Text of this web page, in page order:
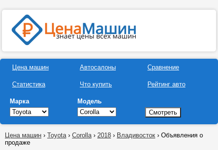
Цена машин
Статистика
Автосалоны
Что купить
Сравнение
Рейтинг авто
Марка Модель
Цена машин › Toyota› Corolla› 2018 › Владивосток › Объявления о
продаже